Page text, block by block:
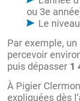
ou 3e
Le
Par exemple,
percevoir
puis dépasser 1
À Pigier
expliquées dès